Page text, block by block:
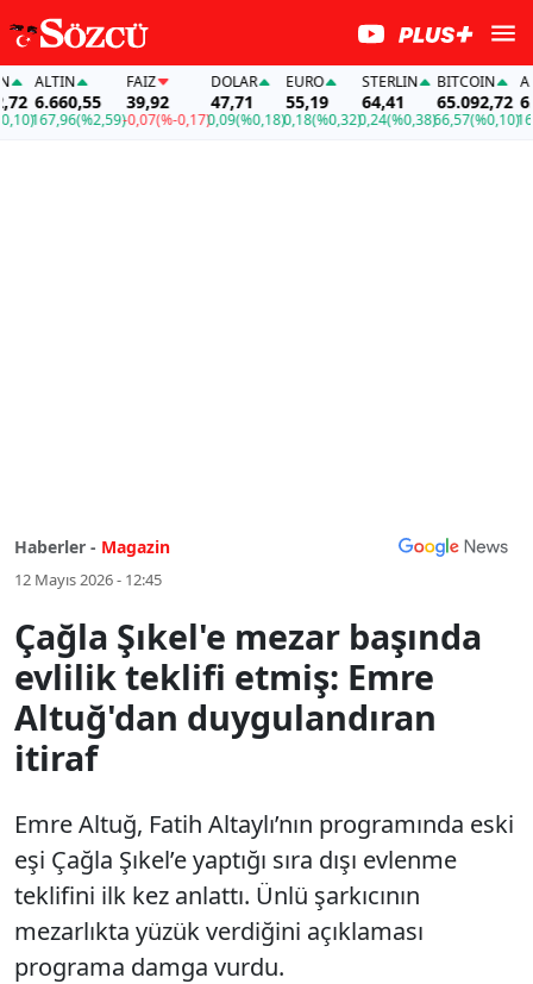
ALTIN
6.660,55
167,96(%2,59)
FAİZ
39,92
-0,07(%-0,17)
DOLAR
47,71
0,09(%0,18)
EURO
55,19
0,18(%0,32)
STERLIN
64,41
0,24(%0,38)
BITCOIN
65.092,72
66,57(%0,10)
Haberler - Magazin
12 Mayıs 2026 - 12:45
Çağla Şıkel'e mezar başında
evlilik teklifi etmiş: Emre
Altuğ'dan duygulandıran
itiraf
Emre Altuğ, Fatih Altaylı’nın programında eski
eşi Çağla Şıkel’e yaptığı sıra dışı evlenme
teklifini ilk kez anlattı. Ünlü şarkıcının
mezarlıkta yüzük verdiğini açıklaması
programa damga vurdu.